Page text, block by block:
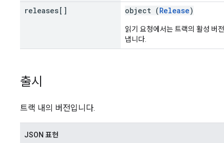
releases[] object (Release)
읽기 요청에서는 트랙의 활성 버
냅니다.
출시
트랙 내의 버전입니다.
JSON 표현